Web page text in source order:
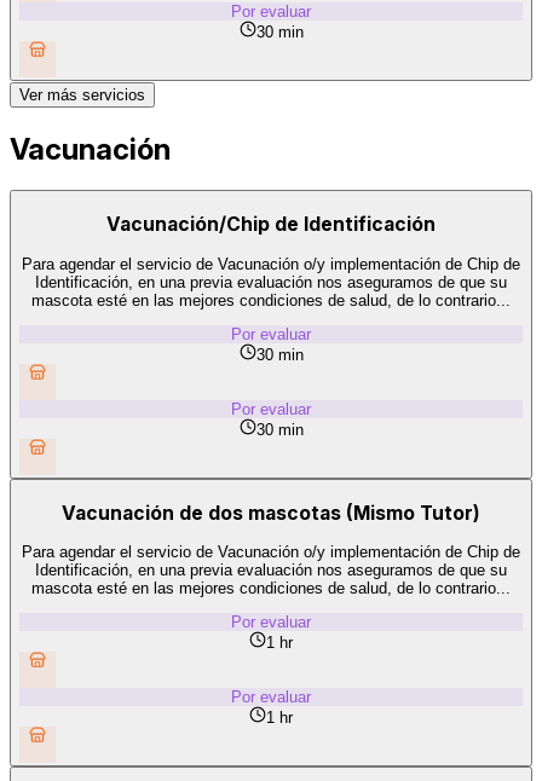
Por evaluar
30 min
Ver más servicios
Vacunación
Vacunación/Chip de Identificación
Para agendar el servicio de Vacunación o/y implementación de Chip de
Identificación, en una previa evaluación nos aseguramos de que su
mascota esté en las mejores condiciones de salud, de lo contrario...
Por evaluar
30 min
Por evaluar
30 min
Vacunación de dos mascotas (Mismo Tutor)
Para agendar el servicio de Vacunación o/y implementación de Chip de
Identificación, en una previa evaluación nos aseguramos de que su
mascota esté en las mejores condiciones de salud, de lo contrario...
Por evaluar
1 hr
Por evaluar
1 hr